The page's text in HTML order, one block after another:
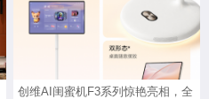
创维AI闺蜜机F3系列惊艳亮相，全